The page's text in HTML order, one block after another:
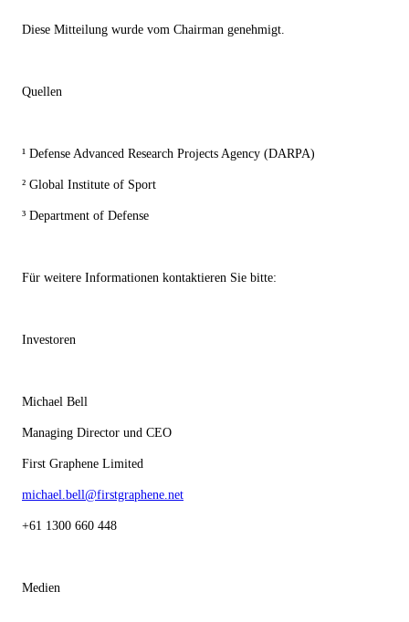
Diese Mitteilung wurde vom Chairman genehmigt.
Quellen
¹ Defense Advanced Research Projects Agency (DARPA)
² Global Institute of Sport
³ Department of Defense
Für weitere Informationen kontaktieren Sie bitte:
Investoren
Michael Bell
Managing Director und CEO
First Graphene Limited
michael.bell@firstgraphene.net
+61 1300 660 448
Medien